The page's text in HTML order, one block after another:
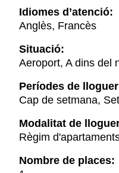
Idiomes d’atenció:
Anglès, Francès
Situació:
Aeroport, A dins del
Períodes de
Cap de setmana,
Modalitat de
Règim
Nombre de places: